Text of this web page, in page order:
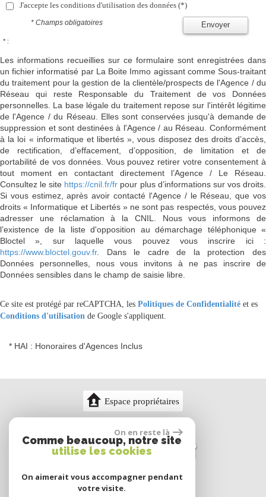
J'accepte les conditions d'utilisation des données (*)
Envoyer
* Champs obligatoires
* :
Les informations recueillies sur ce formulaire sont enregistrées dans
un fichier informatisé par La Boite Immo agissant comme Sous-traitant
du traitement pour la gestion de la clientèle/prospects de l'Agence / du
Réseau qui reste Responsable du Traitement de vos Données
personnelles. La base légale du traitement repose sur l'intérêt légitime
de l'Agence / du Réseau. Elles sont conservées jusqu'à demande de
suppression et sont destinées à l'Agence / au Réseau. Conformément
à la loi « informatique et libertés », vous disposez des droits d’accès,
de rectification, d’effacement, d’opposition, de limitation et de
portabilité de vos données. Vous pouvez retirer votre consentement à
tout moment en contactant directement l’Agence / Le Réseau.
Consultez le site https://cnil.fr/fr pour plus d’informations sur vos droits.
Si vous estimez, après avoir contacté l'Agence / le Réseau, que vos
droits « Informatique et Libertés » ne sont pas respectés, vous pouvez
adresser une réclamation à la CNIL. Nous vous informons de
l’existence de la liste d'opposition au démarchage téléphonique «
Bloctel », sur laquelle vous pouvez vous inscrire ici :
https://www.bloctel.gouv.fr. Dans le cadre de la protection des
Données personnelles, nous vous invitons à ne pas inscrire de
Données sensibles dans le champ de saisie libre.
Ce site est protégé par reCAPTCHA, les Politiques de Confidentialité et es
Conditions d'utilisation de Google s'appliquent.
* HAI : Honoraires d'Agences Inclus
Espace propriétaires
On en reste là
Comme beaucoup, notre site
utilise les cookies
On aimerait vous accompagner pendant
votre visite.